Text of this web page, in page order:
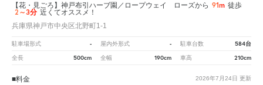
【花・見ごろ】神戸布引ハーブ園／ロープウェイ ローズから 91m 徒歩
2～3分 近くてオススメ！
兵庫県神戸市中央区北野町1-1
駐車場形式 - 屋内外形式 - 駐車台数 584台
全長 500cm 全幅 190cm 車高 210cm
2026年7月24日 更新
■料金